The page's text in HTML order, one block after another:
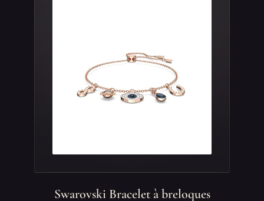
Swarovski Bracelet à breloques